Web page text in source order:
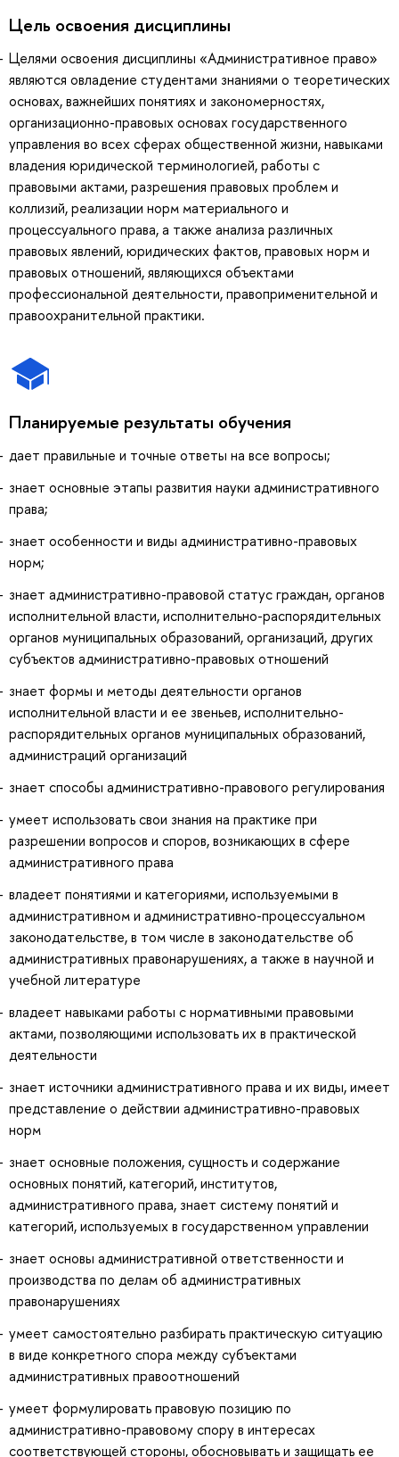
Цель освоения дисциплины
Целями освоения дисциплины «Административное право»
являются овладение студентами знаниями о теоретических
основах, важнейших понятиях и закономерностях,
организационно-правовых основах государственного
управления во всех сферах общественной жизни, навыками
владения юридической терминологией, работы с
правовыми актами, разрешения правовых проблем и
коллизий, реализации норм материального и
процессуального права, а также анализа различных
правовых явлений, юридических фактов, правовых норм и
правовых отношений, являющихся объектами
профессиональной деятельности, правоприменительной и
правоохранительной практики.
Планируемые результаты обучения
дает правильные и точные ответы на все вопросы;
знает основные этапы развития науки административного
права;
знает особенности и виды административно-правовых
норм;
знает административно-правовой статус граждан, органов
исполнительной власти, исполнительно-распорядительных
органов муниципальных образований, организаций, других
субъектов административно-правовых отношений
знает формы и методы деятельности органов
исполнительной власти и ее звеньев, исполнительно-
распорядительных органов муниципальных образований,
администраций организаций
знает способы административно-правового регулирования
умеет использовать свои знания на практике при
разрешении вопросов и споров, возникающих в сфере
административного права
владеет понятиями и категориями, используемыми в
административном и административно-процессуальном
законодательстве, в том числе в законодательстве об
административных правонарушениях, а также в научной и
учебной литературе
владеет навыками работы с нормативными правовыми
актами, позволяющими использовать их в практической
деятельности
знает источники административного права и их виды, имеет
представление о действии административно-правовых
норм
знает основные положения, сущность и содержание
основных понятий, категорий, институтов,
административного права, знает систему понятий и
категорий, используемых в государственном управлении
знает основы административной ответственности и
производства по делам об административных
правонарушениях
умеет самостоятельно разбирать практическую ситуацию
в виде конкретного спора между субъектами
административных правоотношений
умеет формулировать правовую позицию по
административно-правовому спору в интересах
соответствующей стороны, обосновывать и защищать ее